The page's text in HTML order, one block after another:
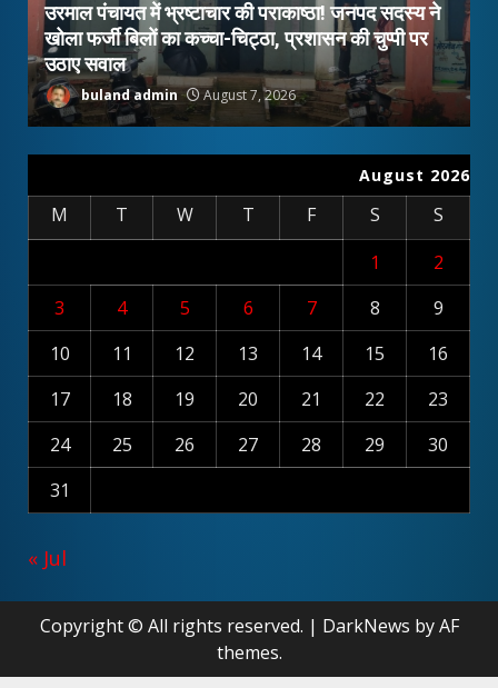
उरमाल पंचायत में भ्रष्टाचार की पराकाष्ठा! जनपद सदस्य ने
खोला फर्जी बिलों का कच्चा-चिट्ठा, प्रशासन की चुप्पी पर
उठाए सवाल
buland admin August 7, 2026
August 2026
M T W T F S
S
1
2
3
4 5 6 7 8
9
10
11 12 13 14 15
16
17
18 19 20 21 22
23
24
25 26 27 28 29
30
31
« Jul
Copyright © All rights reserved. | DarkNews by AF
themes.